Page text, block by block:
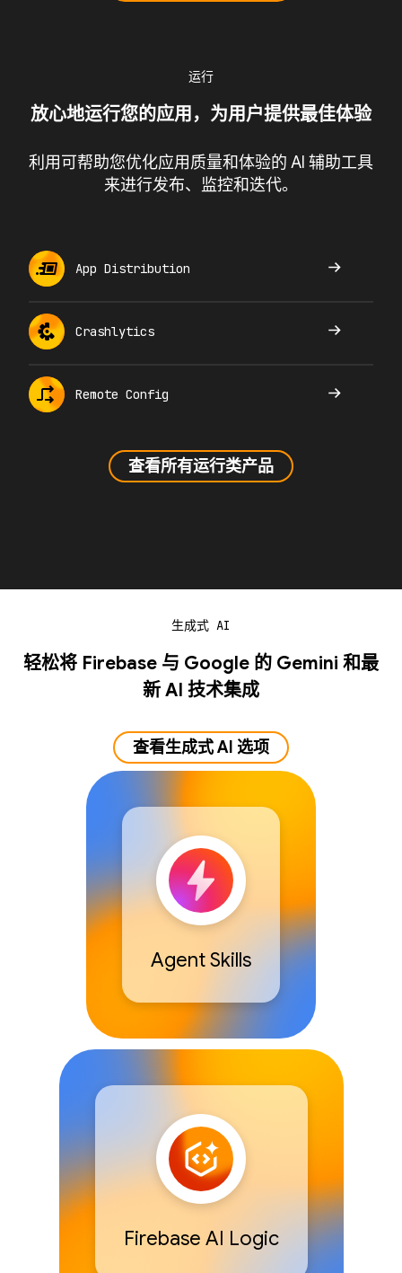
运行
放心地运行您的应用，为用户提供最佳体验
利用可帮助您优化应用质量和体验的 AI 辅助工具
来进行发布、监控和迭代。
App Distribution
Crashlytics
Remote Config
查看所有运行类产品
生成式 AI
轻松将 Firebase 与 Google 的 Gemini 和最
新 AI 技术集成
查看生成式 AI 选项
Agent Skills
Firebase AI Logic